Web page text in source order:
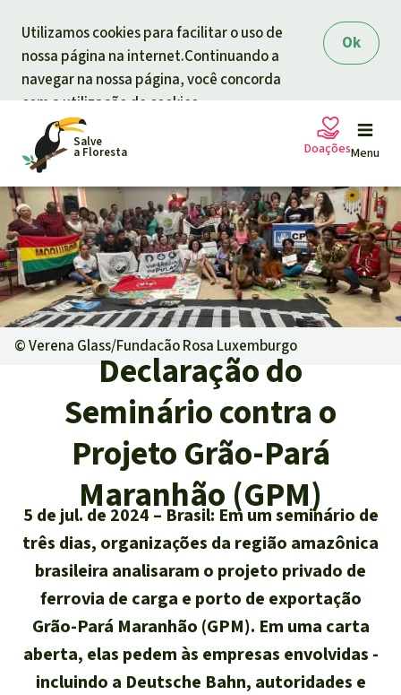
Ok
Utilizamos cookies para facilitar o uso de
nossa página na internet.Continuando a
navegar na nossa página, você concorda
com a utilização de cookies.
Salve
a Floresta Menu
Petições
Projetos
Informar
Informar
Atualidades
Êxitos
Temas
A Floresta Tropical
Biodiversidade:
Óleo de palma
Agroenergia e
Biocombustíveis
Quem somos
Salve a Floresta
Quem somos
FAQ
Transparência
Contato
Pesquisa
Português
Deutsch
English
Español
Doações
A sua doação ajuda
Doação geral
Doar para um tema
Proteção de florestas
Proteção dos animais
Proteção de indígenas
Doar para uma região
Sudeste asiático
África
América Latina
©Verena Glass/Fundacão Rosa Luxemburgo
Declaração do
Seminário contra o
Projeto Grão-Pará
Maranhão (GPM)
5 de jul. de 2024
Brasil: Em um seminário de
três dias, organizações da região amazônica
brasileira analisaram o projeto privado de
ferrovia de carga e porto de exportação
Grão-Pará Maranhão (GPM). Em uma carta
aberta, elas pedem às empresas envolvidas -
incluindo a Deutsche Bahn, autoridades e